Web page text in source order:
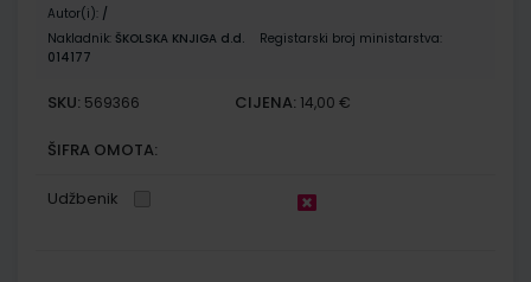
Autor(i): /
Nakladnik: ŠKOLSKA KNJIGA d.d.
Registarski broj ministarstva:
014177
SKU: 569366 CIJENA: 14,00 €
ŠIFRA OMOTA:
Udžbenik